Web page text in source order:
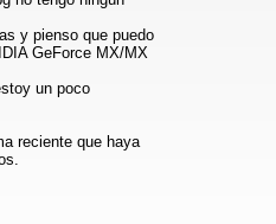
y pienso que puedo
GeForce MX/MX
un poco
reciente que haya